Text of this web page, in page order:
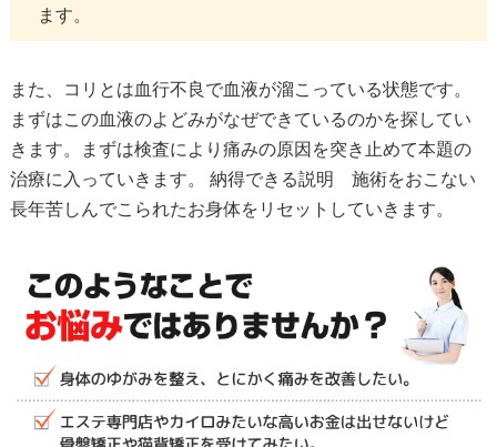
ます。
また、コリとは血行不良で血液が溜こっている状態です。
まずはこの血液のよどみがなぜできているのかを探してい
きます。まずは検査により痛みの原因を突き止めて本題の
治療に入っていきます。 納得できる説明 施術をおこない
長年苦しんでこられたお身体をリセットしていきます。